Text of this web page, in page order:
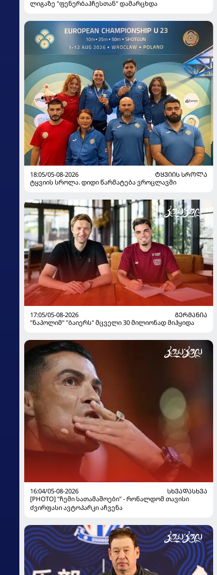
ლიგაზე "ფენერბაჰჩესთან" დამარცხდა
18:05/05-08-2026
ᲢᲧᲕᲘᲘᲡ ᲡᲠᲝᲚᲐ
ტყვიის სროლა. დიდი წარმატება ვროცლავში
17:05/05-08-2026
ᲒᲔᲠᲛᲐᲜᲘᲐ
"ნაპოლიმ" "ბაიერს" მცველი 30 მილიონად მიჰყიდა
16:04/05-08-2026
ᲡᲮᲕᲐᲓᲐᲡᲮᲕᲐ
[PHOTO] "ჩემი სათამაშოები" - რონალდომ თავისი
ძვირფასი ავტოპარკი აჩვენა